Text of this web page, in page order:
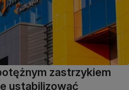
zastrzykiem
ustabilizować